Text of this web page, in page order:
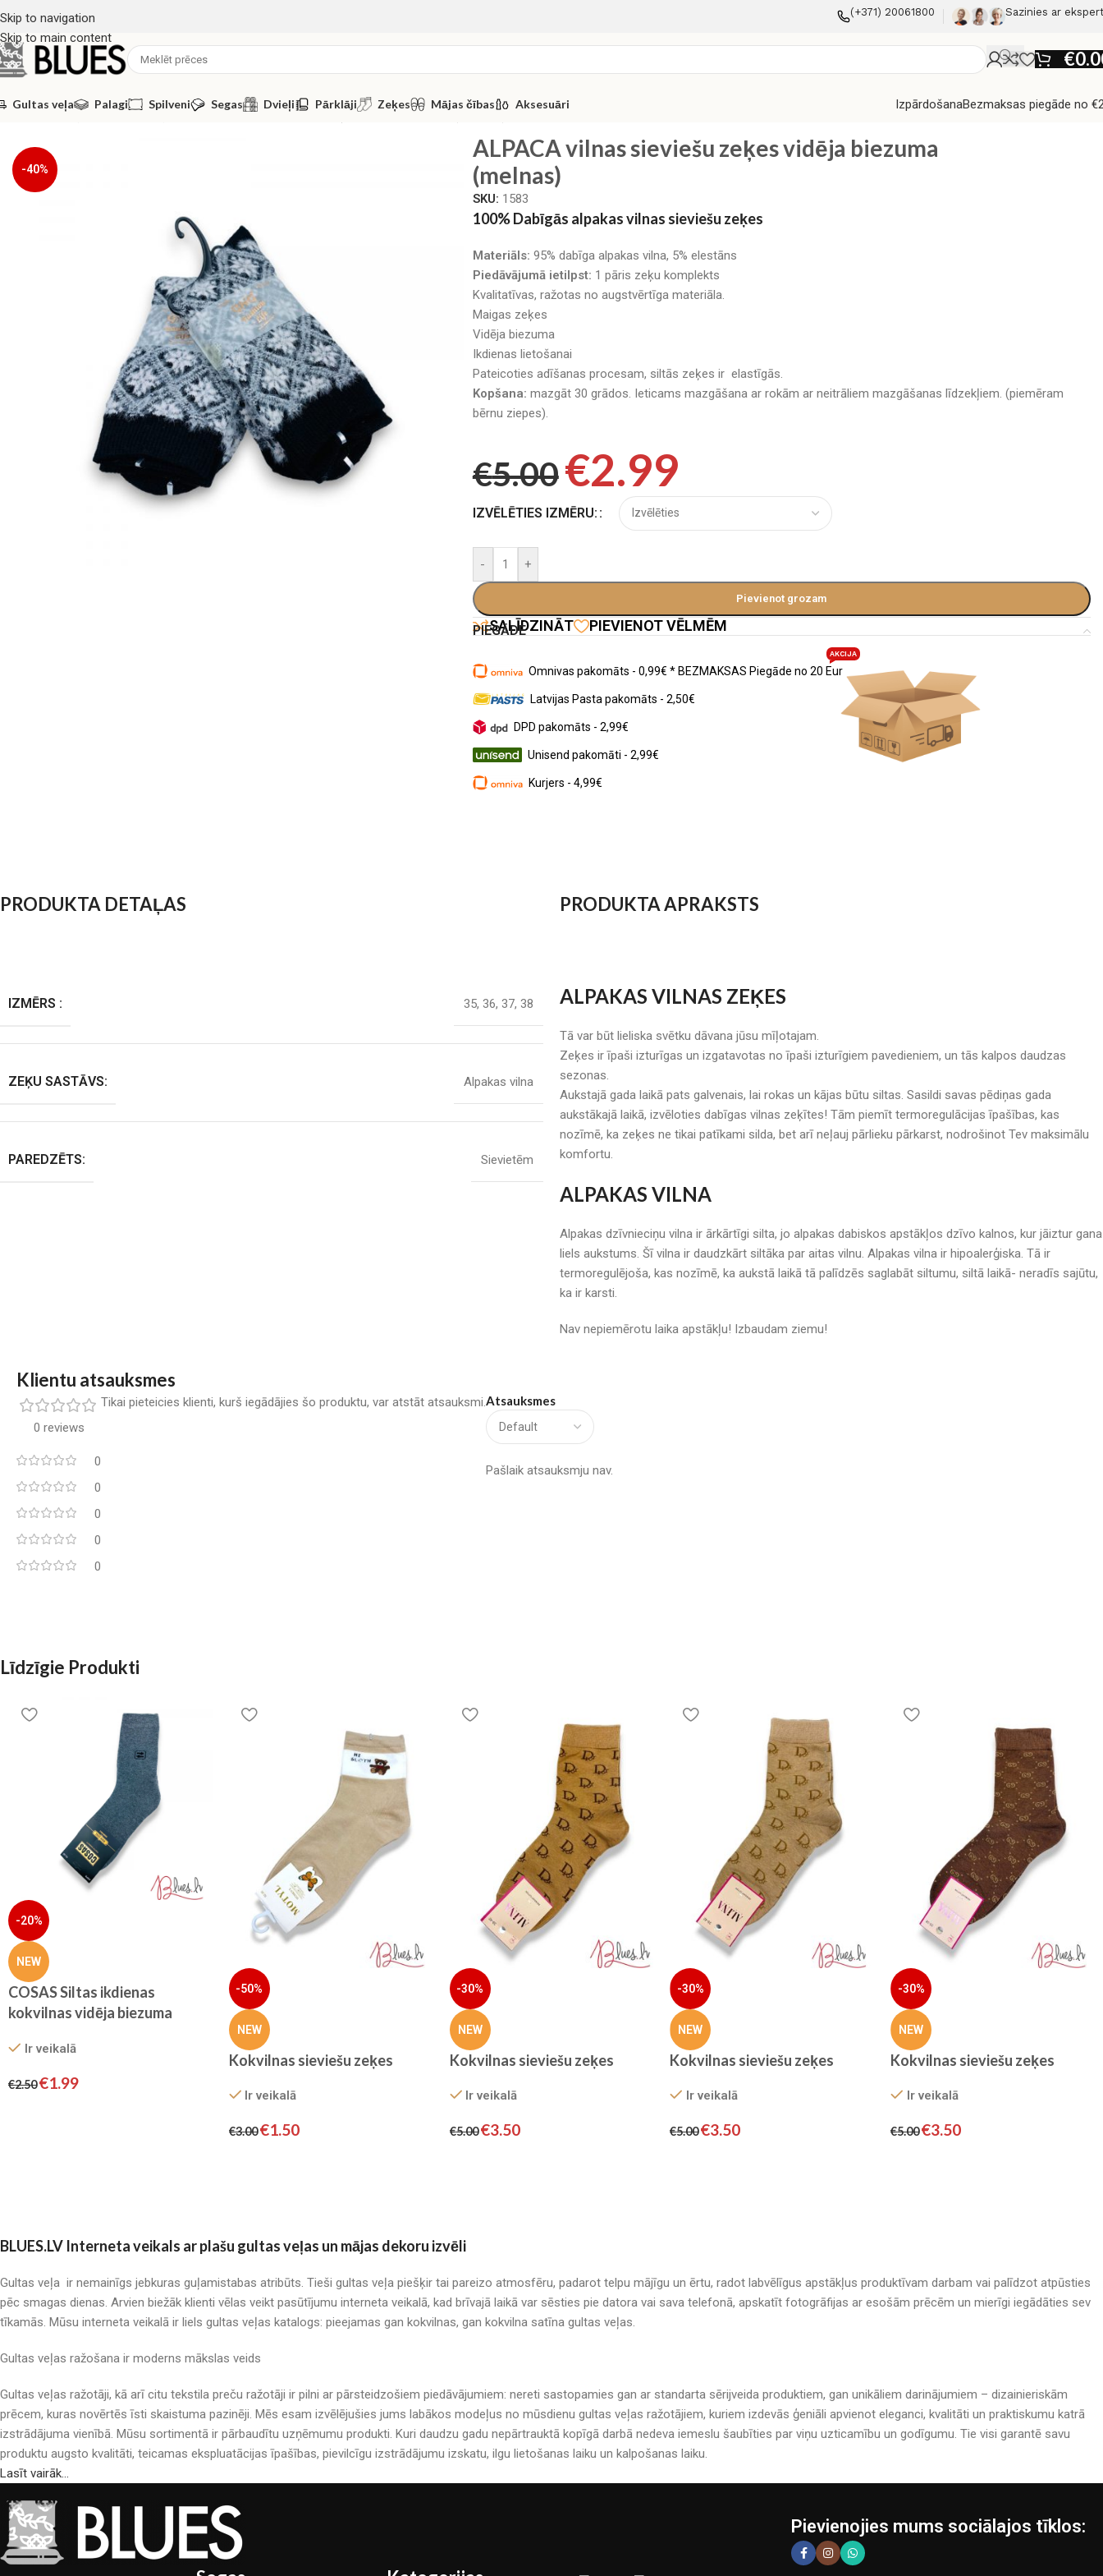
Skip to navigation
Skip to main content
(+371) 20061800 Sazinies ar
€
Gultas veļa Palagi Spilveni Segas Dvieļi Pārklāji Zeķes Mājas čības Aksesuāri IzpārdošanaBezmaksas piegāde no
Zeķes ALPACA vilnas sieviešu zeķes vidēja biezuma (melnas)
-40%
ALPACA vilnas sieviešu zeķes vidēja biezuma
(melnas)
SKU: 1583
100% Dabīgās alpakas vilnas sieviešu zeķes
Materiāls: 95% dabīga alpakas vilna, 5% elestāns
Piedāvājumā ietilpst: 1 pāris zeķu komplekts
Kvalitatīvas, ražotas no augstvērtīga materiāla.
Maigas zeķes
Vidēja biezuma
Ikdienas lietošanai
Pateicoties adīšanas procesam, siltās zeķes ir elastīgās.
Kopšana: mazgāt 30 grādos. Ieticams mazgāšana ar rokām ar neitrāliem mazgāšanas līdzekļiem. (piemēram
bērnu ziepes).
€5.00€2.99
IZVĒLĒTIES IZMĒRU:
- +
Pievienot grozam
SALĪDZINĀT PIEVIENOT VĒLMĒM
PIEGĀDE
Omnivas pakomāts - 0,99€ * BEZMAKSAS Piegāde no 20 Eur
AKCIJA
Latvijas Pasta pakomāts - 2,50€
DPD pakomāts - 2,99€
Unisend pakomāti - 2,99€
Kurjers - 4,99€
PRODUKTA DETAĻAS
IZMĒRS : 35, 36, 37, 38
ZEĶU SASTĀVS: Alpakas vilna
PAREDZĒTS: Sievietēm
PRODUKTA APRAKSTS
ALPAKAS VILNAS ZEĶES
Tā var būt lieliska svētku dāvana jūsu mīļotajam.
Zeķes ir īpaši izturīgas un izgatavotas no īpaši izturīgiem pavedieniem, un tās kalpos daudzas
sezonas.
Aukstajā gada laikā pats galvenais, lai rokas un kājas būtu siltas. Sasildi savas pēdiņas gada
aukstākajā laikā, izvēloties dabīgas vilnas zeķītes! Tām piemīt termoregulācijas īpašības, kas
nozīmē, ka zeķes ne tikai patīkami silda, bet arī neļauj pārlieku pārkarst, nodrošinot Tev maksimālu
komfortu.
ALPAKAS VILNA
Alpakas dzīvnieciņu vilna ir ārkārtīgi silta, jo alpakas dabiskos apstākļos dzīvo kalnos, kur jāiztur gana
liels aukstums. Šī vilna ir daudzkārt siltāka par aitas vilnu. Alpakas vilna ir hipoalerģiska. Tā ir
termoregulējoša, kas nozīmē, ka aukstā laikā tā palīdzēs saglabāt siltumu, siltā laikā- neradīs sajūtu,
ka ir karsti.
Nav nepiemērotu laika apstākļu! Izbaudam ziemu!
Klientu atsauksmes
0 reviews
0
0
0
0
0
Atsauksmes
Pašlaik atsauksmju nav.
Tikai pieteicies klienti, kurš iegādājies šo produktu, var atstāt atsauksmi.
Līdzīgie Produkti
-20%
NEW
COSAS Siltas ikdienas
kokvilnas vidēja biezuma
Ir veikalā
€2.50€1.99
-50%
NEW
Kokvilnas sieviešu zeķes
Ir veikalā
€3.00€1.50
-30%
NEW
Kokvilnas sieviešu zeķes
Ir veikalā
€5.00 €3.50
-30%
NEW
Kokvilnas sieviešu zeķes
Ir veikalā
€5.00€3.50
-30%
NEW
Kokvilnas sieviešu zeķes
Ir veikalā
€5.00€3.50
BLUES.LV Interneta veikals ar plašu gultas veļas un mājas dekoru izvēli
Gultas veļa ir nemainīgs jebkuras guļamistabas atribūts. Tieši gultas veļa piešķir tai pareizo atmosfēru, padarot telpu mājīgu un ērtu, radot labvēlīgus apstākļus produktīvam darbam vai palīdzot atpūsties
pēc smagas dienas. Arvien biežāk klienti vēlas veikt pasūtījumu interneta veikalā, kad brīvajā laikā var sēsties pie datora vai sava telefonā, apskatīt fotogrāfijas ar esošām prēcēm un mierīgi iegādāties sev
tīkamās. Mūsu interneta veikalā ir liels gultas veļas katalogs: pieejamas gan kokvilnas, gan kokvilna satīna gultas veļas.
Gultas veļas ražošana ir moderns mākslas veids
Gultas veļas ražotāji, kā arī citu tekstila preču ražotāji ir pilni ar pārsteidzošiem piedāvājumiem: nereti sastopamies gan ar standarta sērijveida produktiem, gan unikāliem darinājumiem – dizainieriskām
prēcem, kuras novērtēs īsti skaistuma pazinēji. Mēs esam izvēlējušies jums labākos modeļus no mūsdienu gultas veļas ražotājiem, kuriem izdevās ģeniāli apvienot eleganci, kvalitāti un praktiskumu katrā
izstrādājuma vienībā. Mūsu sortimentā ir pārbaudītu uzņēmumu produkti. Kuri daudzu gadu nepārtrauktā kopīgā darbā nedeva iemeslu šaubīties par viņu uzticamību un godīgumu. Tie visi garantē savu
produktu augsto kvalitāti, teicamas ekspluatācijas īpašības, pievilcīgu izstrādājumu izskatu, ilgu lietošanas laiku un kalpošanas laiku.
Lasīt vairāk...
Pievienojies mums sociālajos tīklos: